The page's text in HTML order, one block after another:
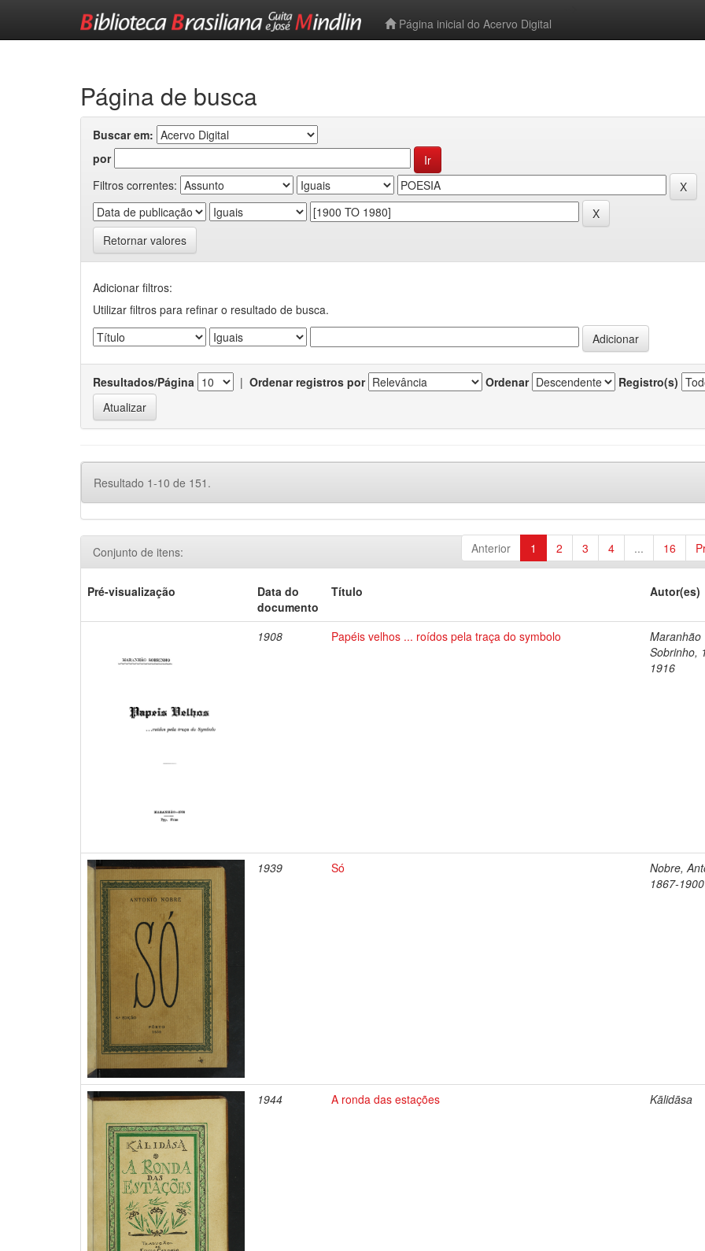
Página inicial do Acervo Digital
Página de busca
Buscar em:
por
Filtros correntes:
Retornar valores
Adicionar filtros:
Utilizar filtros para refinar o resultado de busca.
Resultados/Página | Ordenar registros por Ordenar Registro(s)
Resultado 1-10 de 151.
Anterior 1 2 3 4 ... 16
Conjunto de itens:
Pré-visualização
Data do
documento
Título Autor(es)
1908 Papéis velhos ... roídos pela traça do symbolo
Maranhão
Sobrinho,
1916
1939 Só
Nobre,
1867-1900
1944 A ronda das estações Kālidāsa